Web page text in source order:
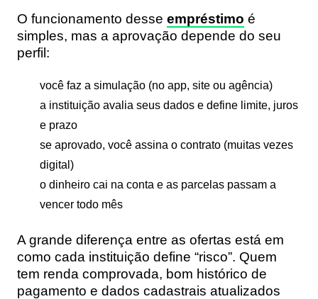
O funcionamento desse empréstimo é
simples, mas a aprovação depende do seu
perfil:
você faz a simulação (no app, site ou agência)
a instituição avalia seus dados e define limite, juros
e prazo
se aprovado, você assina o contrato (muitas vezes
digital)
o dinheiro cai na conta e as parcelas passam a
vencer todo mês
A grande diferença entre as ofertas está em
como cada instituição define “risco”. Quem
tem renda comprovada, bom histórico de
pagamento e dados cadastrais atualizados